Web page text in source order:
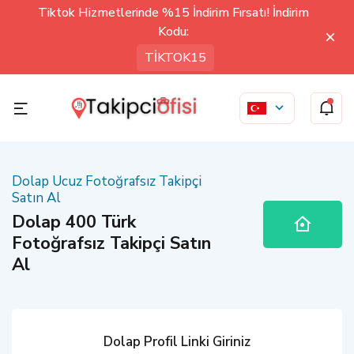
Tiktok Hizmetlerinde %15 İndirim Fırsatı! İndirim
Kodu:
TİKTOK15
Dolap Ucuz Fotoğrafsız Takipçi
Satın Al
Dolap 400 Türk
Fotoğrafsız Takipçi Satın
Al
Dolap Profil Linki Giriniz